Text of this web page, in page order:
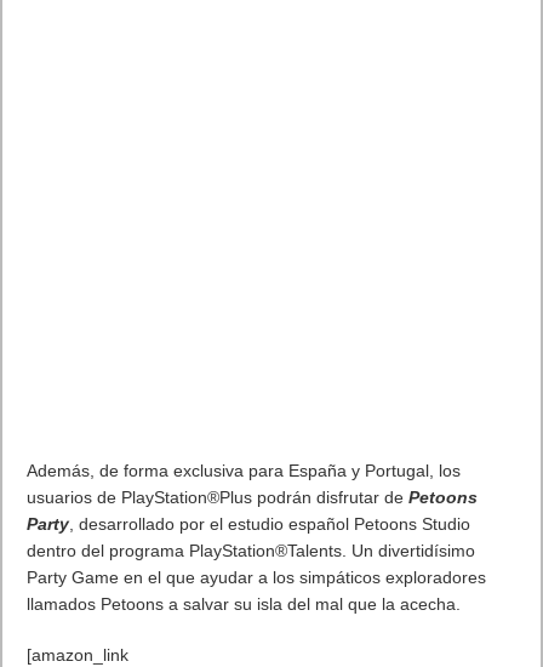
Además, de forma exclusiva para España y Portugal, los
usuarios de PlayStation®Plus podrán disfrutar dePetoons
Party, desarrollado por el estudio español Petoons Studio
dentro del programa PlayStation®Talents. Un divertidísimo
Party Game en el que ayudar a los simpáticos exploradores
llamados Petoons a salvar su isla del mal que la acecha.
[amazon_link